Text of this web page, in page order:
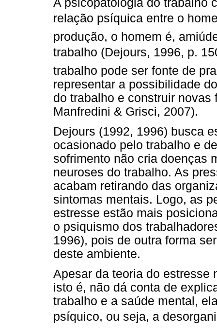
relação psíquica entre o
produção, o homem é,
trabalho (Dejours, 1996, p.
trabalho pode ser fonte de
representar a possibilidade
do trabalho e construir
Manfredini & Grisci, 2007).
Dejours (1992, 1996) busca
ocasionado pelo trabalho e
sofrimento não cria doenças
neuroses do trabalho. As
acabam retirando das
sintomas mentais. Logo, as
estresse estão mais
o psiquismo dos
1996), pois de outra forma
deste ambiente.
Apesar da teoria do estresse
isto é, não dá conta de
trabalho e a saúde mental,
psíquico, ou seja, a